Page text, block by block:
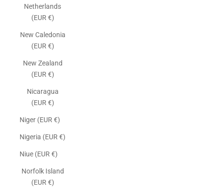
Netherlands
(EUR €)
New Caledonia
(EUR €)
New Zealand
(EUR €)
Nicaragua
(EUR €)
Niger (EUR €)
Nigeria (EUR €)
Niue (EUR €)
Norfolk Island
(EUR €)